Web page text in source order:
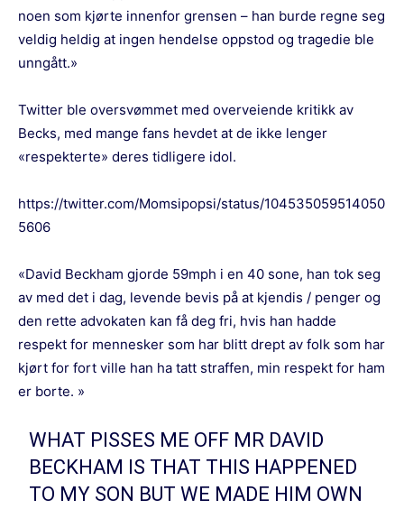
noen som kjørte innenfor grensen – han burde regne seg
veldig heldig at ingen hendelse oppstod og tragedie ble
unngått.»
Twitter ble oversvømmet med overveiende kritikk av
Becks, med mange fans hevdet at de ikke lenger
«respekterte» deres tidligere idol.
https://twitter.com/Momsipopsi/status/104535059514050
5606
«David Beckham gjorde 59mph i en 40 sone, han tok seg
av med det i dag, levende bevis på at kjendis / penger og
den rette advokaten kan få deg fri, hvis han hadde
respekt for mennesker som har blitt drept av folk som har
kjørt for fort ville han ha tatt straffen, min respekt for ham
er borte. »
WHAT PISSES ME OFF MR DAVID
BECKHAM IS THAT THIS HAPPENED
TO MY SON BUT WE MADE HIM OWN